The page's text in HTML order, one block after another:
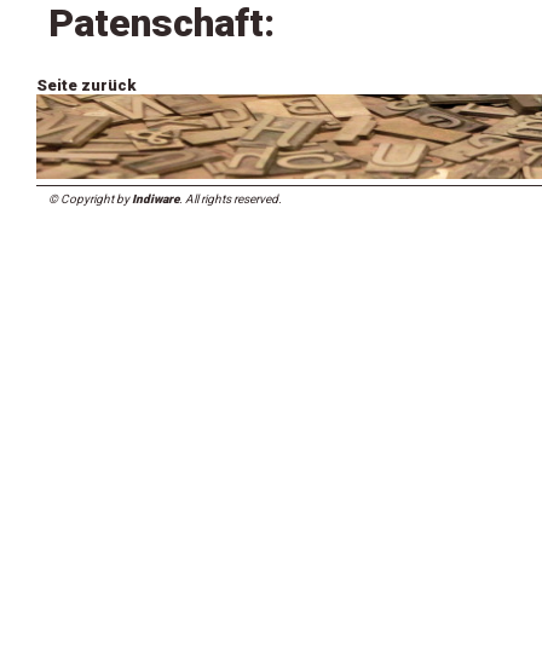
Patenschaft:
Seite zurück
© Copyright byIndiware. All rights reserved.